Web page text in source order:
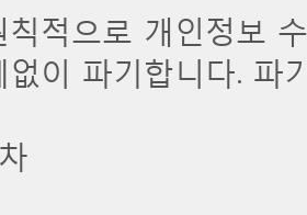
칙적으로 개인정보
없이 파기합니다. 파